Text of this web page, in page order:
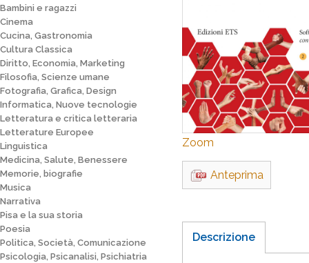
Bambini e ragazzi
Cinema
Cucina, Gastronomia
Cultura Classica
Diritto, Economia, Marketing
Filosofia, Scienze umane
Fotografia, Grafica, Design
Informatica, Nuove tecnologie
Letteratura e critica letteraria
Letterature Europee
Linguistica
Medicina, Salute, Benessere
Memorie, biografie
Musica
Narrativa
Pisa e la sua storia
Poesia
Politica, Società, Comunicazione
Psicologia, Psicanalisi, Psichiatria
Zoom
Anteprima
Descrizione